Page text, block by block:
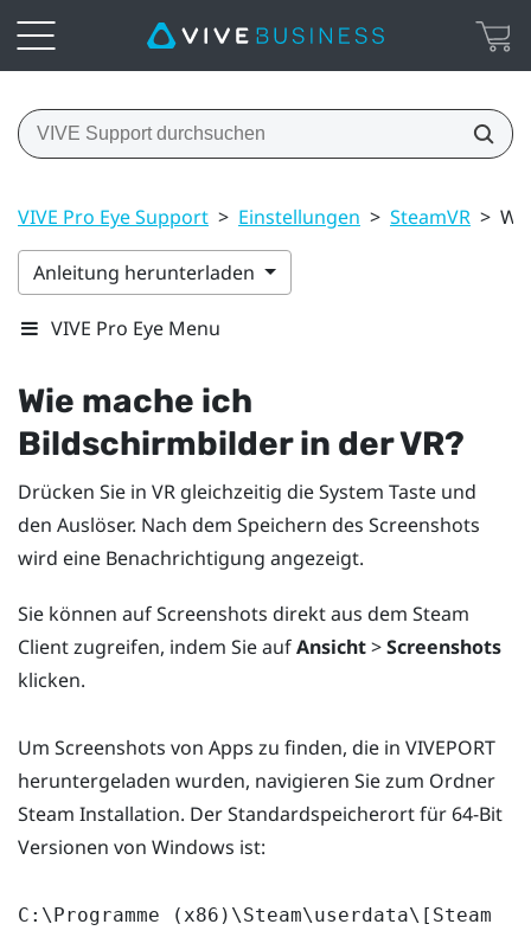
VIVE Pro Eye Support > Einstellungen > SteamVR >
Anleitung herunterladen
VIVE Pro Eye Menu
Wie mache ich
Bildschirmbilder in der VR?
Drücken Sie in VR gleichzeitig dieSystem Taste und
den Auslöser. Nach dem Speichern des Screenshots
wird eine Benachrichtigung angezeigt.
Sie können auf Screenshots direkt aus dem Steam
Client zugreifen, indem Sie aufAnsicht>Screenshots
klicken.
Um Screenshots von Apps zu finden, die in VIVEPORT
heruntergeladen wurden, navigieren Sie zum Ordner
Steam Installation. Der Standardspeicherort für 64-Bit
Versionen von Windows ist:
C:\Programme (x86)\Steam\userdata\[Steam